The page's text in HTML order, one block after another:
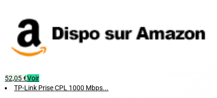
52,05 €Voir
TP-Link Prise CPL 1000 Mbps...